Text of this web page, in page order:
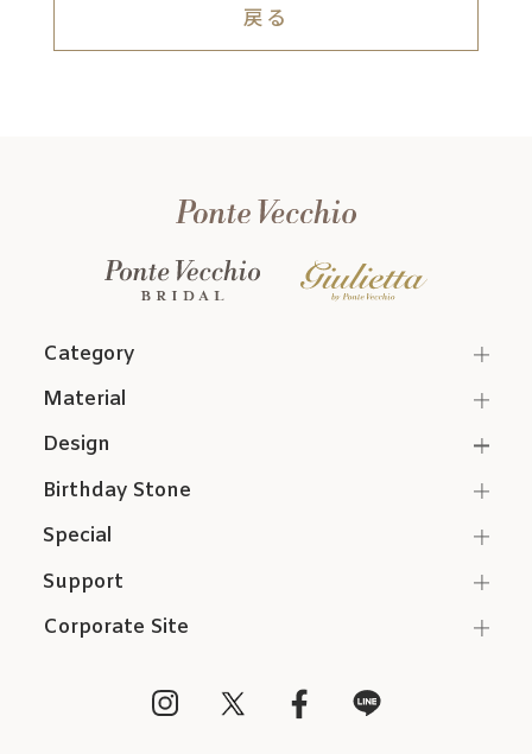
戻る
Category
Support
Corporate Site
Material
Design
Birthday Stone
Special